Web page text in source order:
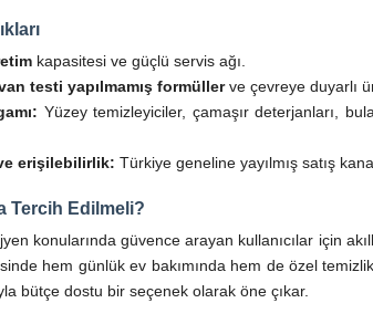
kapasitesi ve güçlü servis ağı.
testi yapılmamış formüllerve çevreye duyarlı
Yüzey temizleyiciler, çamaşır deterjanları,
erişilebilirlik: Türkiye geneline yayılmış satış
Tercih Edilmeli?
konularında güvence arayan kullanıcılar için
hem günlük ev bakımında hem de özel
bütçe dostu bir seçenek olarak öne çıkar.